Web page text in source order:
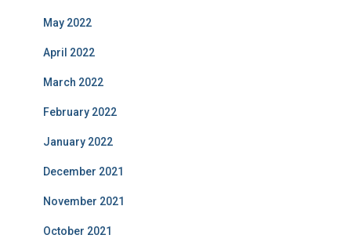
May 2022
April 2022
March 2022
February 2022
January 2022
December 2021
November 2021
October 2021